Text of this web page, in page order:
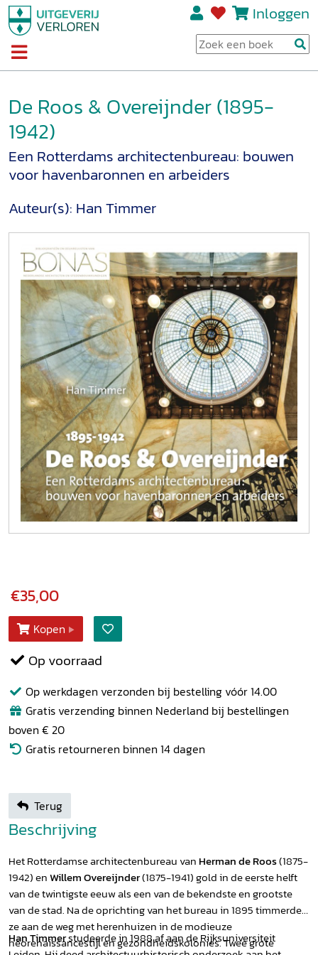
Inloggen
De Roos & Overeijnder (1895-
1942)
Een Rotterdams architectenbureau: bouwen
voor havenbaronnen en arbeiders
Auteur(s): Han Timmer
€35,00
Kopen
Op voorraad
Op werkdagen verzonden bij bestelling vóór 14.00
Gratis verzending binnen Nederland bij bestellingen
boven € 20
Gratis retourneren binnen 14 dagen
Terug
Beschrijving
Het Rotterdamse architectenbureau van Herman de Roos(1875-
1942) enWillem Overeijnder(1875-1941) gold in de eerste helft
van de twintigste eeuw als een van de bekendste en grootste
van de stad. Na de oprichting van het bureau in 1895 timmerden
ze aan de weg met herenhuizen in de modieuze
neorenaissancestijl en gezondheidskolonies. Twee grote
Han Timmerstudeerde in 1988 af aan de Rijksuniversiteit